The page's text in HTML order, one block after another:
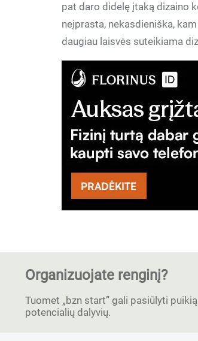
pat daro didelę įtaką dizaino
neįprasta, nekasdieniška,
daugiau laisvės suteikiama
Organizuojate renginį?
Tuomet „bzn start” gali pasiūlyti
potencialių dalyvių.